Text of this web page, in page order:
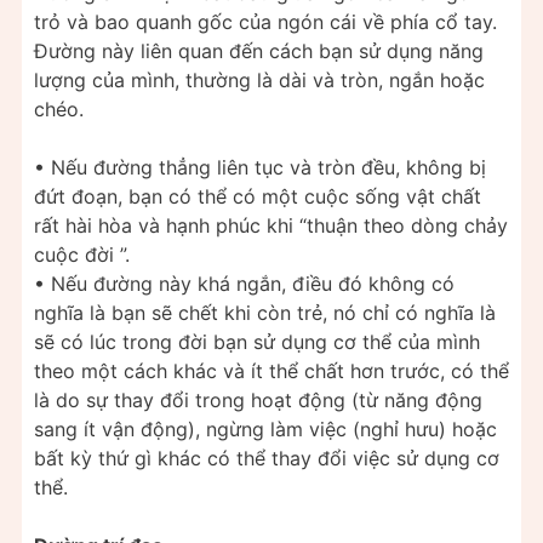
trỏ và bao quanh gốc của ngón cái về phía cổ tay.
Đường này liên quan đến cách bạn sử dụng năng
lượng của mình, thường là dài và tròn, ngắn hoặc
chéo.
• Nếu đường thẳng liên tục và tròn đều, không bị
đứt đoạn, bạn có thể có một cuộc sống vật chất
rất hài hòa và hạnh phúc khi “thuận theo dòng chảy
cuộc đời ”.
• Nếu đường này khá ngắn, điều đó không có
nghĩa là bạn sẽ chết khi còn trẻ, nó chỉ có nghĩa là
sẽ có lúc trong đời bạn sử dụng cơ thể của mình
theo một cách khác và ít thể chất hơn trước, có thể
là do sự thay đổi trong hoạt động (từ năng động
sang ít vận động), ngừng làm việc (nghỉ hưu) hoặc
bất kỳ thứ gì khác có thể thay đổi việc sử dụng cơ
thể.